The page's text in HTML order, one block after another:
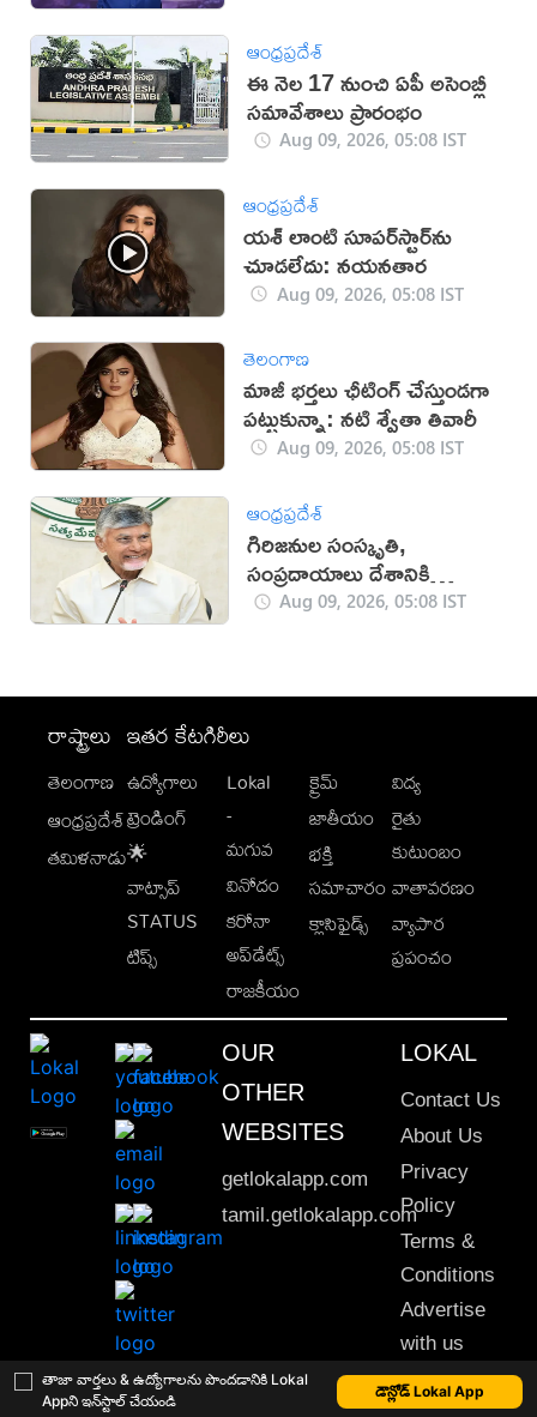
తాజా వార్తలు & ఉద్యోగాలను పొందడానికి Lokal
Appని ఇన్‌స్టాల్ చేయండి
డౌన్లోడ్ Lokal App
ఆంధ్రప్రదేశ్
ఈ నెల 17 నుంచి ఏపీ అసెంబ్లీ
సమావేశాలు ప్రారంభం
Aug 09, 2026, 05:08 IST
ఆంధ్రప్రదేశ్
యశ్ లాంటి సూపర్‌స్టార్‌ను
చూడలేదు: నయనతార
Aug 09, 2026, 05:08 IST
తెలంగాణ
మాజీ భర్తలు ఛీటింగ్ చేస్తుండగా
పట్టుకున్నా: నటి శ్వేతా తివారీ
Aug 09, 2026, 05:08 IST
ఆంధ్రప్రదేశ్
గిరిజనుల సంస్కృతి,
సంప్రదాయాలు దేశానికి
గర్వకారణం: సీఎం చంద్రబాబు
Aug 09, 2026, 05:08 IST
రాష్ట్రాలు
తెలంగాణ
ఆంధ్రప్రదేశ్
తమిళనాడు
ఇతర కేటగిరీలు
ఉద్యోగాలు
ట్రెండింగ్
🌟
వాట్సాప్
STATUS
టిప్స్
Lokal
-
మగువ
వినోదం
కరోనా
అప్‌డేట్స్
రాజకీయం
క్రైమ్
జాతీయం
భక్తి
సమాచారం
క్లాసిఫైడ్స్
విద్య
రైతు
కుటుంబం
వాతావరణం
వ్యాపార
ప్రపంచం
OUR
OTHER
WEBSITES
getlokalapp.com
tamil.getlokalapp.com
LOKAL
Contact Us
About Us
Privacy
Policy
Terms &
Conditions
Advertise
with us
Sitemap
This material may not be published, transmitted, rewritten or redistributed. © 2020 Lokal App. All rights reserved.